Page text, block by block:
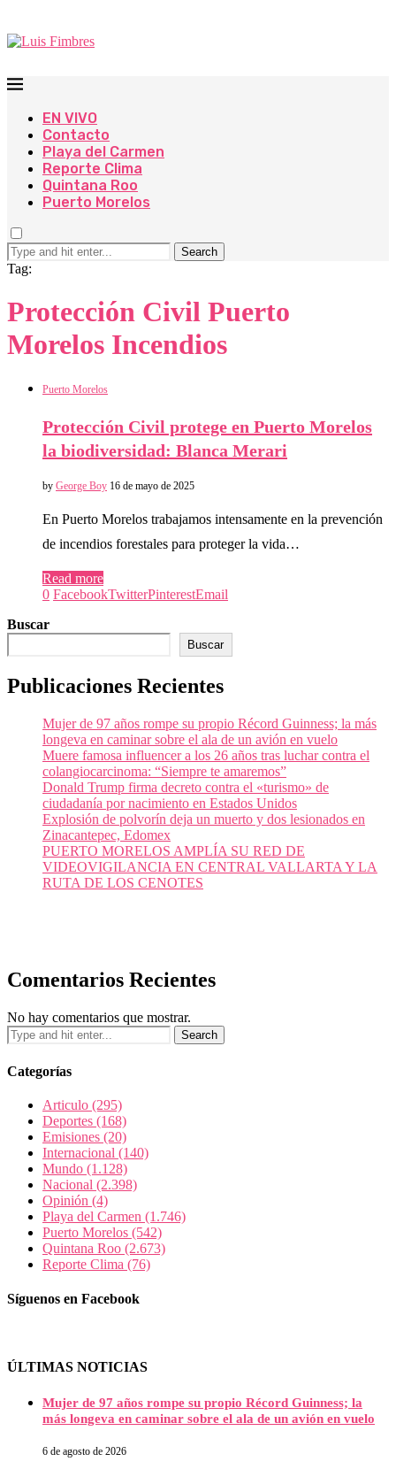
EN VIVO
Contacto
Playa del Carmen
Reporte Clima
Quintana Roo
Puerto Morelos
Search
Tag:
Protección Civil Puerto
Morelos Incendios
Puerto Morelos
Protección Civil protege en Puerto Morelos
la biodiversidad: Blanca Merari
by George Boy 16 de mayo de 2025
En Puerto Morelos trabajamos intensamente en la prevención
de incendios forestales para proteger la vida…
Read more
0 FacebookTwitterPinterestEmail
Buscar
Buscar
Publicaciones Recientes
Mujer de 97 años rompe su propio Récord Guinness; la más
longeva en caminar sobre el ala de un avión en vuelo
Muere famosa influencer a los 26 años tras luchar contra el
colangiocarcinoma: “Siempre te amaremos”
Donald Trump firma decreto contra el «turismo» de
ciudadanía por nacimiento en Estados Unidos
Explosión de polvorín deja un muerto y dos lesionados en
Zinacantepec, Edomex
PUERTO MORELOS AMPLÍA SU RED DE
VIDEOVIGILANCIA EN CENTRAL VALLARTA Y LA
RUTA DE LOS CENOTES
Comentarios Recientes
No hay comentarios que mostrar.
Categorías
Articulo (295)
Deportes (168)
Emisiones (20)
Internacional (140)
Mundo (1.128)
Nacional (2.398)
Opinión (4)
Playa del Carmen (1.746)
Puerto Morelos (542)
Quintana Roo (2.673)
Reporte Clima (76)
Síguenos en Facebook
ÚLTIMAS NOTICIAS
Mujer de 97 años rompe su propio Récord Guinness; la
más longeva en caminar sobre el ala de un avión en vuelo
6 de agosto de 2026